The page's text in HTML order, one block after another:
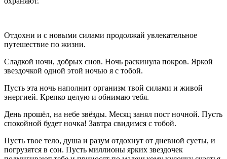
Отдохни и с новыми силами продолжай увлекательное
путешествие по жизни.
Сладкой ночи, добрых снов. Ночь раскинула покров. Яркой
звездочкой одной этой ночью я с тобой.
Пусть эта ночь наполнит организм твой силами и живой
энергией. Крепко целую и обнимаю тебя.
День прошёл, на небе звёзды. Месяц занял пост ночной. Пусть
спокойной будет ночка! Завтра свидимся с тобой.
Пусть твое тело, душа и разум отдохнут от дневной суеты, и
погрузятся в сон. Пусть миллионы ярких звездочек